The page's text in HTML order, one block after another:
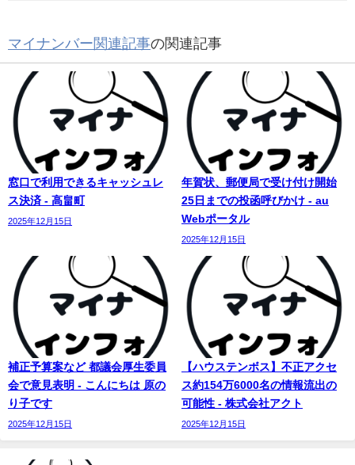
マイナンバー関連記事の関連記事
窓口で利用できるキャッシュレ
ス決済 - 高畠町
2025年12月15日
年賀状、郵便局で受け付け開始
25日までの投函呼びかけ - au
Webポータル
2025年12月15日
補正予算案など 都議会厚生委員
会で意見表明 - こんにちは 原の
り子です
2025年12月15日
【ハウステンボス】不正アクセ
ス約154万6000名の情報流出の
可能性 - 株式会社アクト
2025年12月15日